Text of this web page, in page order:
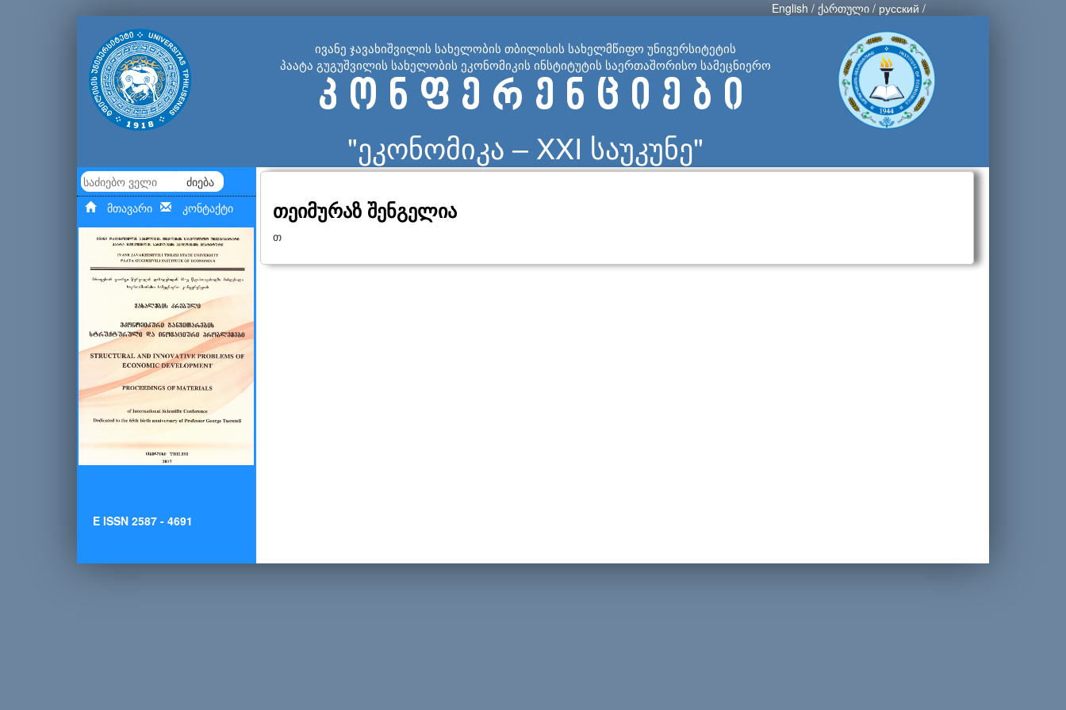
English / ქართული / русский /
ივანე ჯავახიშვილის სახელობის თბილისის სახელმწიფო უნივერსიტეტის
პაატა გუგუშვილის სახელობის ეკონომიკის ინსტიტუტის საერთაშორისო სამეცნიერო
კ ო ნ ფ ე რ ე ნ ც ი ე ბ ი
"ეკონომიკა – XXI საუკუნე"
ძიება
მთავარი კონტაქტი
E ISSN 2587 - 4691
თეიმურაზ შენგელია
თ